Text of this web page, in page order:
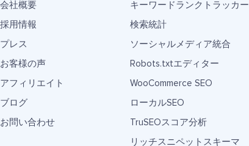
会社概要
採用情報
プレス
お客様の声
アフィリエイト
ブログ
お問い合わせ
キーワードランクトラッカー
検索統計
ソーシャルメディア統合
Robots.txtエディター
WooCommerce SEO
ローカルSEO
TruSEOスコア分析
リッチスニペットスキーマ